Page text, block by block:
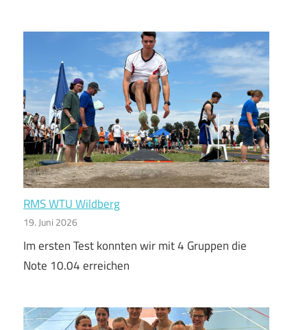
RMS WTU Wildberg
19. Juni 2026
Im ersten Test konnten wir mit 4 Gruppen die
Note 10.04 erreichen